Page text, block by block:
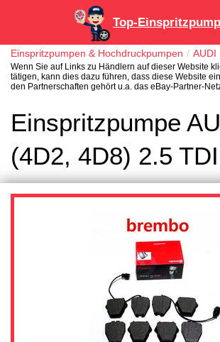
Top-
Einspritzpumpen & Hochdruckpumpen AUDI
Wenn Sie auf Links zu Händlern auf dieser Website
tätigen, kann dies dazu führen, dass diese Website
den Partnerschaften gehört u.a. das eBay-Partner-
Einspritzpumpe
(4D2, 4D8) 2.5 TDI